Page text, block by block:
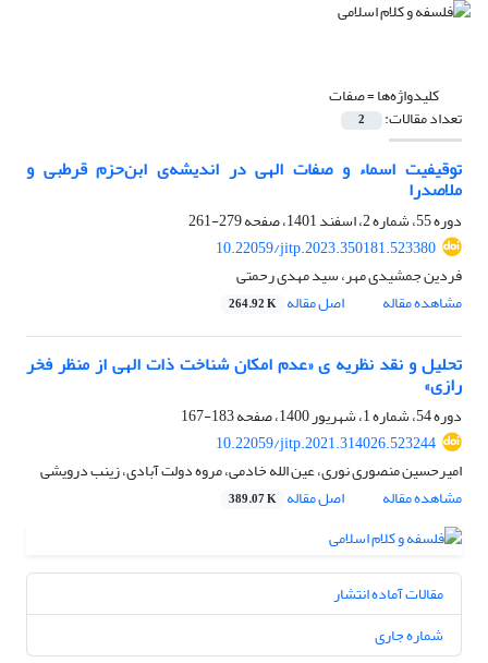
کلیدواژه‌ها =صفات
تعداد مقالات: 2
توقیفیت اسماء و صفات الهی در اندیشه‌ی ابن‌حزم قرطبی و
ملاصدرا
دوره 55، شماره 2، اسفند 1401، صفحه
279-261
10.22059/jitp.2023.350181.523380
فردین جمشیدی مهر، سید مهدی رحمتی
مشاهده مقاله
اصل مقاله 264.92 K
تحلیل و نقد نظریه ی «عدم امکان شناخت ذات الهی از منظر فخر
رازی»
دوره 54، شماره 1، شهریور 1400، صفحه
183-167
10.22059/jitp.2021.314026.523244
امیرحسین منصوری نوری، عین الله خادمی، مروه دولت آبادی، زینب درویشی
مشاهده مقاله
اصل مقاله 389.07 K
مقالات آماده انتشار
شماره جاری